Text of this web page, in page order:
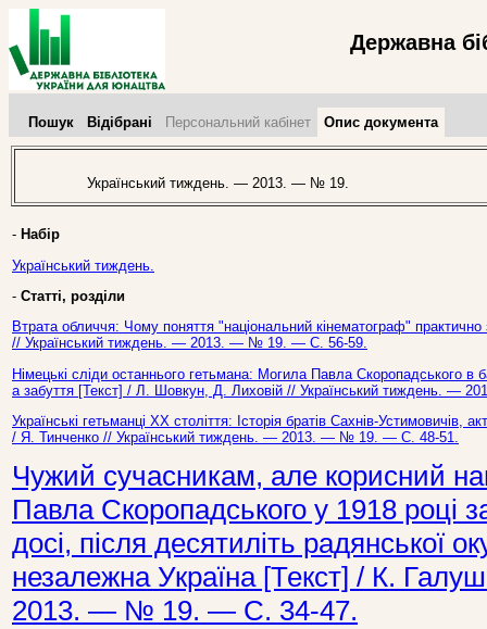
Державна
Пошук Відібрані Персональний кабінет Опис документа
Український тиждень. — 2013. — № 19.
- Набір
Український тиждень.
- Статті, розділи
Втрата обличчя: Чому поняття "національний кінематограф"
// Український тиждень. — 2013. — № 19. — С. 56-59.
Німецькі сліди останнього гетьмана: Могила Павла Скоропадського
а забуття [Текст] / Л. Шовкун, Д. Лиховій // Український тиждень. —
Українські гетьманці ХХ століття: Історія братів Сахнів-Устимовичів,
/ Я. Тинченко // Український тиждень. — 2013. — № 19. — С. 48-51.
Чужий сучасникам, але корисний
Павла Скоропадського у 1918 році
досі, після десятиліть радянської
незалежна Україна [Текст] / К.
2013. — № 19. — С. 34-47.